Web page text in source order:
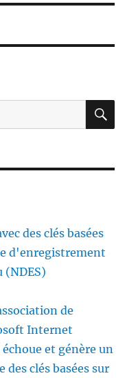
des clés basées
d'enregistrement
(NDES)
de
Internet
et génère un
des clés basées sur